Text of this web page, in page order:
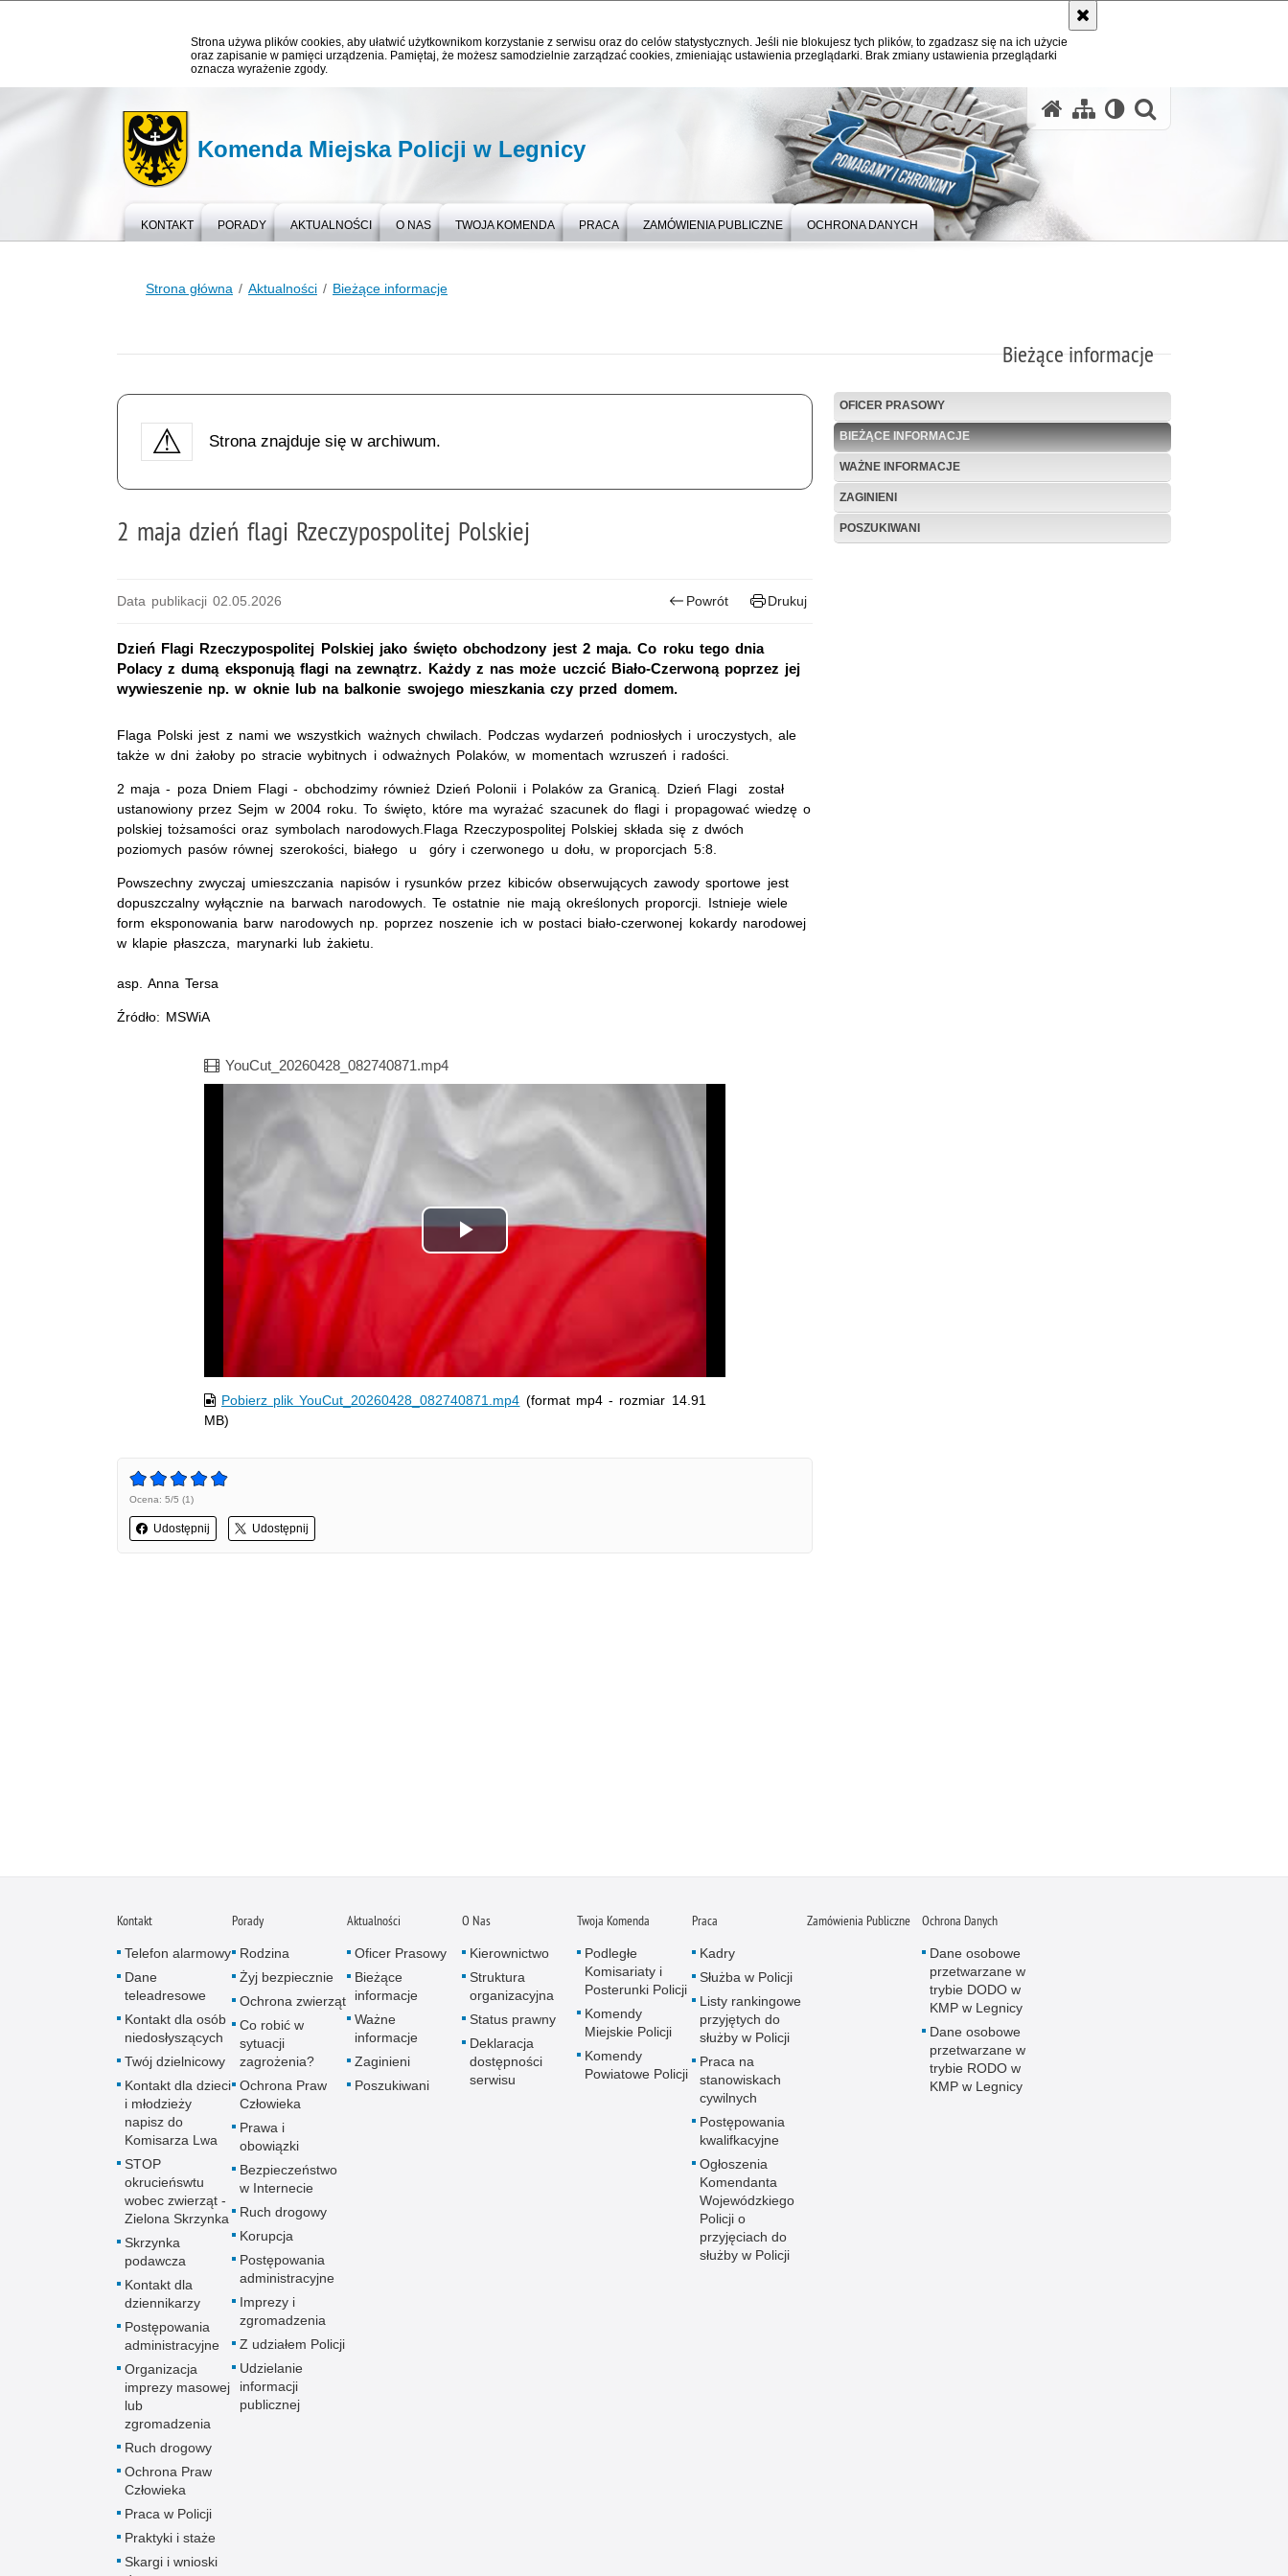
Strona używa plików cookies, aby ułatwić użytkownikom korzystanie z serwisu oraz do celów statystycznych. Jeśli nie blokujesz tych plików, to zgadzasz się na ich użycie
oraz zapisanie w pamięci urządzenia. Pamiętaj, że możesz samodzielnie zarządzać cookies, zmieniając ustawienia przeglądarki. Brak zmiany ustawienia przeglądarki
oznacza wyrażenie zgody.
Komenda Miejska Policji w Legnicy
KONTAKT PORADY AKTUALNOŚCI O NAS TWOJA KOMENDA PRACA ZAMÓWIENIA PUBLICZNE OCHRONA DANYCH
Strona główna Aktualności Bieżące informacje
Bieżące informacje
Strona znajduje się w archiwum.
2 maja dzień flagi Rzeczypospolitej Polskiej
Data publikacji 02.05.2026 Powrót Drukuj
Dzień Flagi Rzeczypospolitej Polskiej jako święto obchodzony jest 2 maja. Co roku tego dnia
Polacy z dumą eksponują flagi na zewnątrz. Każdy z nas może uczcić Biało-Czerwoną poprzez jej
wywieszenie np. w oknie lub na balkonie swojego mieszkania czy przed domem.
Flaga Polski jest z nami we wszystkich ważnych chwilach. Podczas wydarzeń podniosłych i uroczystych, ale
także w dni żałoby po stracie wybitnych i odważnych Polaków, w momentach wzruszeń i radości.
2 maja - poza Dniem Flagi - obchodzimy również Dzień Polonii i Polaków za Granicą. Dzień Flagi został
ustanowiony przez Sejm w 2004 roku. To święto, które ma wyrażać szacunek do flagi i propagować wiedzę o
polskiej tożsamości oraz symbolach narodowych.Flaga Rzeczypospolitej Polskiej składa się z dwóch
poziomych pasów równej szerokości, białego u góry i czerwonego u dołu, w proporcjach 5:8.
Powszechny zwyczaj umieszczania napisów i rysunków przez kibiców obserwujących zawody sportowe jest
dopuszczalny wyłącznie na barwach narodowych. Te ostatnie nie mają określonych proporcji. Istnieje wiele
form eksponowania barw narodowych np. poprzez noszenie ich w postaci biało-czerwonej kokardy narodowej
w klapie płaszcza, marynarki lub żakietu.
asp. Anna Tersa
Źródło: MSWiA
Film
YouCut_20260428_082740871.mp4
Odtwórz
wideo
Pobierz plik YouCut_20260428_082740871.mp4 (format mp4 - rozmiar 14.91
MB)
Ocena: 5/5 (1)
Udostępnij Udostępnij
OFICER PRASOWY
BIEŻĄCE INFORMACJE
WAŻNE INFORMACJE
ZAGINIENI
POSZUKIWANI
Kontakt
Telefon alarmowy
Dane
teleadresowe
Kontakt dla osób
niedosłyszących
Twój dzielnicowy
Kontakt dla dzieci
i młodzieży
napisz do
Komisarza Lwa
STOP
okrucieńswtu
wobec zwierząt -
Zielona Skrzynka
Skrzynka
podawcza
Kontakt dla
dziennikarzy
Postępowania
administracyjne
Organizacja
imprezy masowej
lub
zgromadzenia
Ruch drogowy
Ochrona Praw
Człowieka
Praca w Policji
Praktyki i staże
Skargi i wnioski
Porady
Rodzina
Żyj bezpiecznie
Ochrona zwierząt
Co robić w
sytuacji
zagrożenia?
Ochrona Praw
Człowieka
Prawa i
obowiązki
Bezpieczeństwo
w Internecie
Ruch drogowy
Korupcja
Postępowania
administracyjne
Imprezy i
zgromadzenia
Z udziałem Policji
Udzielanie
informacji
publicznej
Aktualności
Oficer Prasowy
Bieżące
informacje
Ważne
informacje
Zaginieni
Poszukiwani
O Nas
Kierownictwo
Struktura
organizacyjna
Status prawny
Deklaracja
dostępności
serwisu
Twoja Komenda
Podległe
Komisariaty i
Posterunki Policji
Komendy
Miejskie Policji
Komendy
Powiatowe Policji
Praca
Kadry
Służba w Policji
Listy rankingowe
przyjętych do
służby w Policji
Praca na
stanowiskach
cywilnych
Postępowania
kwalifkacyjne
Ogłoszenia
Komendanta
Wojewódzkiego
Policji o
przyjęciach do
służby w Policji
Zamówienia Publiczne Ochrona Danych
Dane osobowe
przetwarzane w
trybie DODO w
KMP w Legnicy
Dane osobowe
przetwarzane w
trybie RODO w
KMP w Legnicy